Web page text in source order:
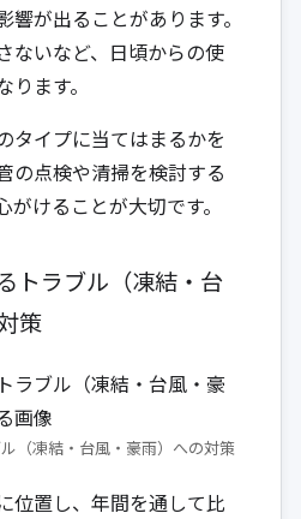
響が出ることがあります。
ないなど、日頃からの使
ます。
タイプに当てはまるかを
の点検や清掃を検討する
けることが大切です。
トラブル（凍結・台
策
（凍結・台風・豪雨）への対策
位置し、年間を通して比